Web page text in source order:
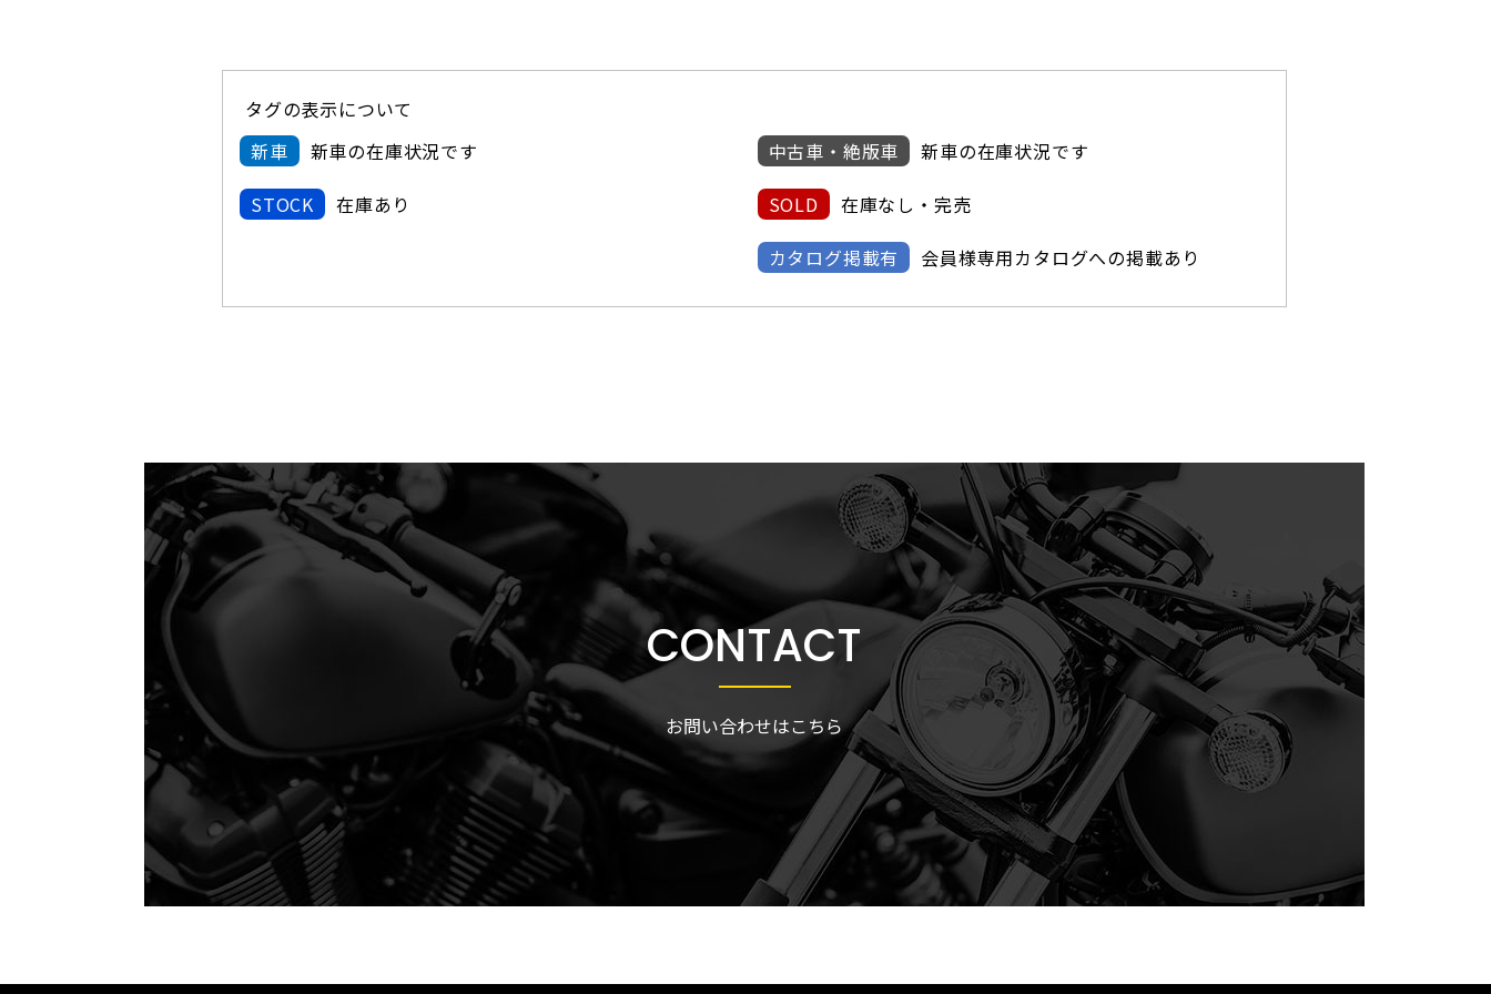
タグの表示について
新車
新車の在庫状況です 中古車・絶版車
新車の在庫状況です
STOCK
在庫あり SOLD
在庫なし・完売
カタログ掲載有
会員様専用カタログへの掲載あり
CONTACT
お問い合わせはこちら